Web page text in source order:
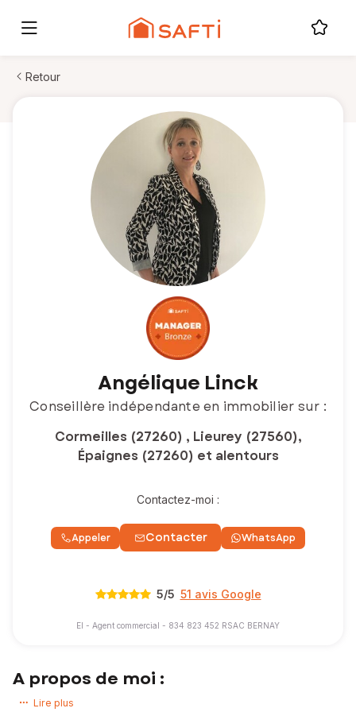
Retour
Angélique Linck
Conseillère indépendante en immobilier sur :
Cormeilles (27260) , Lieurey (27560),
Épaignes (27260) et alentours
Contactez-moi :
Appeler Contacter WhatsApp
5/5 51 avis Google
EI - Agent commercial - 834 823 452 RSAC BERNAY
A propos de moi :
Vous avez un projet immobilier ? Vous souhaitez acheter ou vendre
Lire plus